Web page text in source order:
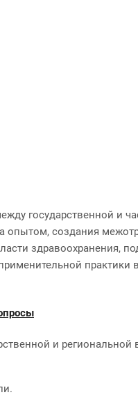
государственной
создания
здравоохранения,
и региональной